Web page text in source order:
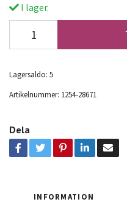
I lager.
Lagersaldo: 5
Artikelnummer: 1254-28671
Dela
INFORMATION